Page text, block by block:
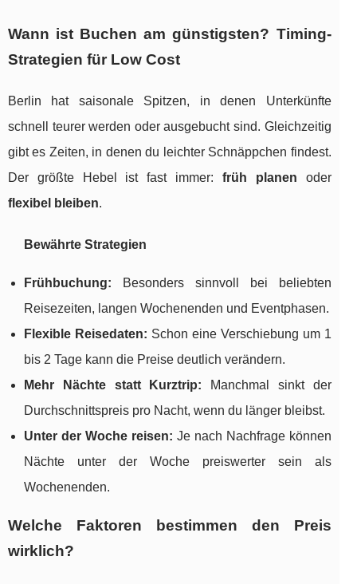
Wann ist Buchen am günstigsten? Timing-
Strategien für Low Cost
Berlin hat saisonale Spitzen, in denen Unterkünfte
schnell teurer werden oder ausgebucht sind. Gleichzeitig
gibt es Zeiten, in denen du leichter Schnäppchen findest.
Der größte Hebel ist fast immer: früh planen oder
flexibel bleiben.
Bewährte Strategien
Frühbuchung: Besonders sinnvoll bei beliebten
Reisezeiten, langen Wochenenden und Eventphasen.
Flexible Reisedaten: Schon eine Verschiebung um 1
bis 2 Tage kann die Preise deutlich verändern.
Mehr Nächte statt Kurztrip: Manchmal sinkt der
Durchschnittspreis pro Nacht, wenn du länger bleibst.
Unter der Woche reisen: Je nach Nachfrage können
Nächte unter der Woche preiswerter sein als
Wochenenden.
Welche Faktoren bestimmen den Preis
wirklich?